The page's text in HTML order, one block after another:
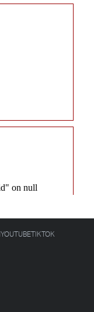
YOUTUBETIKTOK